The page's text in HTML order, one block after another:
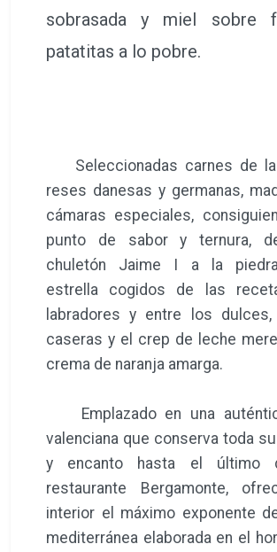
sobrasada y miel sobre
patatitas a lo pobre.
Seleccionadas carnes de
reses danesas y germanas,
cámaras especiales,
punto de sabor y ternura,
chuletón Jaime I a la
estrella cogidos de las
labradores y entre los
caseras y el crep de leche
crema de naranja amarga.
Emplazado en una
valenciana que conserva toda
y encanto hasta el último
restaurante Bergamonte,
interior el máximo exponente
mediterránea elaborada en el